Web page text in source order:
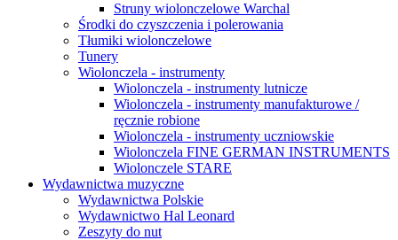
Struny wiolonczelowe Warchal
Środki do czyszczenia i polerowania
Tłumiki wiolonczelowe
Tunery
Wiolonczela - instrumenty
Wiolonczela - instrumenty lutnicze
Wiolonczela - instrumenty manufakturowe /
ręcznie robione
Wiolonczela - instrumenty uczniowskie
Wiolonczela FINE GERMAN INSTRUMENTS
Wiolonczele STARE
Wydawnictwa muzyczne
Wydawnictwa Polskie
Wydawnictwo Hal Leonard
Zeszyty do nut